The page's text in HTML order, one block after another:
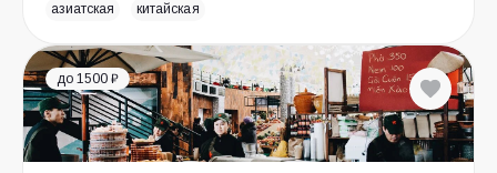
азиатская китайская
до 1500 ₽